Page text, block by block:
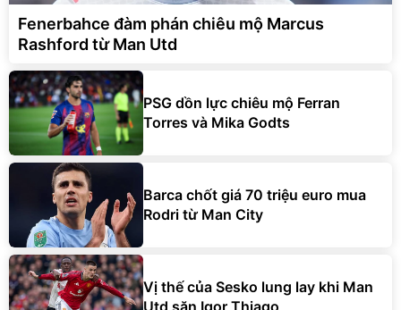
Fenerbahce đàm phán chiêu mộ Marcus
Rashford từ Man Utd
PSG dồn lực chiêu mộ Ferran
Torres và Mika Godts
Barca chốt giá 70 triệu euro mua
Rodri từ Man City
Vị thế của Sesko lung lay khi Man